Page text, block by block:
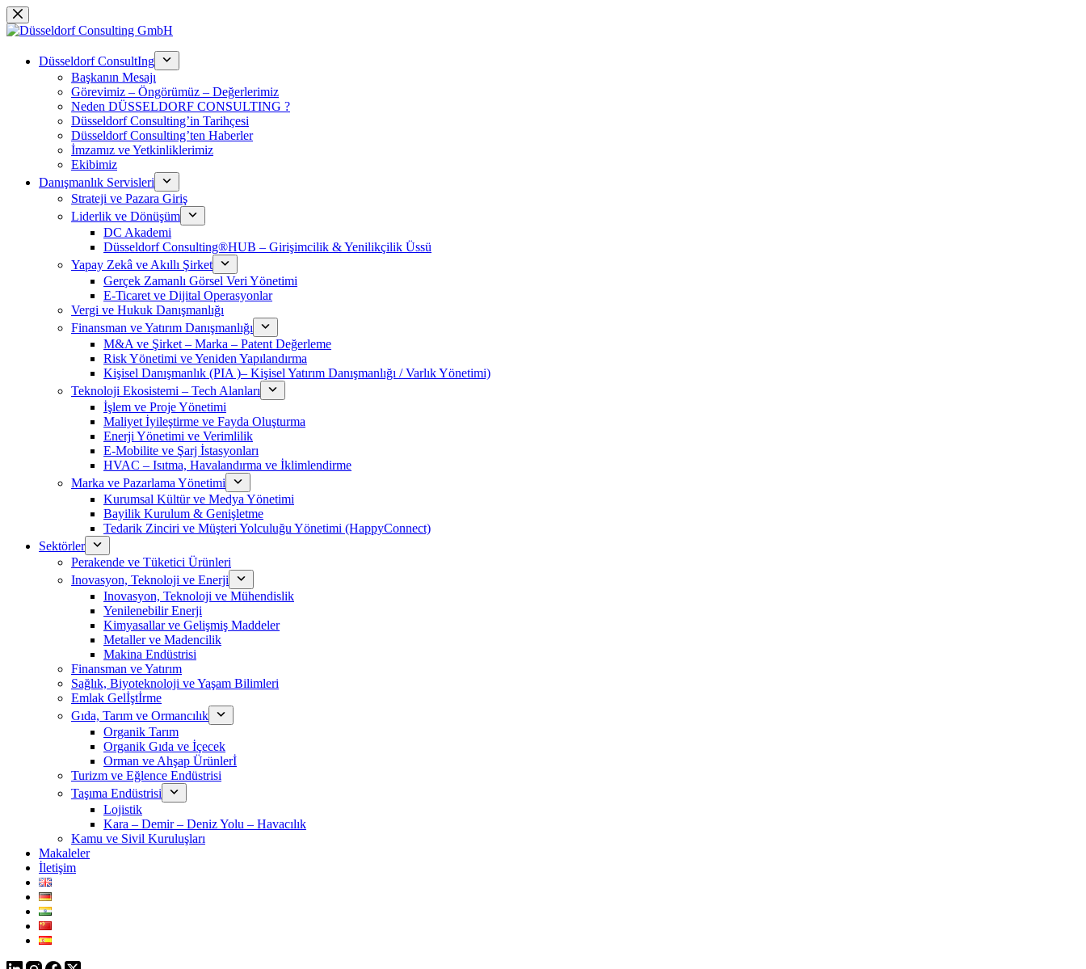
Skip
to
Düsseldorf ConsultIng
Başkanın Mesajı
Görevimiz – Öngörümüz – Değerlerimiz
Neden DÜSSELDORF CONSULTING ?
Düsseldorf Consulting’in Tarihçesi
Düsseldorf Consulting’ten Haberler
İmzamız ve Yetkinliklerimiz
Ekibimiz
Danışmanlık Servisleri
Strateji ve Pazara Giriş
Liderlik ve Dönüşüm
DC Akademi
Düsseldorf Consulting®HUB – Girişimcilik & Yenilikçilik Üssü
Yapay Zekâ ve Akıllı Şirket
Gerçek Zamanlı Görsel Veri Yönetimi
E-Ticaret ve Dijital Operasyonlar
Vergi ve Hukuk Danışmanlığı
Finansman ve Yatırım Danışmanlığı
M&A ve Şirket – Marka – Patent Değerleme
Risk Yönetimi ve Yeniden Yapılandırma
Kişisel Danışmanlık (PIA )– Kişisel Yatırım Danışmanlığı / Varlık Yönetimi)
Teknoloji Ekosistemi – Tech Alanları
İşlem ve Proje Yönetimi
Maliyet İyileştirme ve Fayda Oluşturma
Enerji Yönetimi ve Verimlilik
E-Mobilite ve Şarj İstasyonları
HVAC – Isıtma, Havalandırma ve İklimlendirme
Marka ve Pazarlama Yönetimi
Kurumsal Kültür ve Medya Yönetimi
Bayilik Kurulum & Genişletme
Tedarik Zinciri ve Müşteri Yolculuğu Yönetimi (HappyConnect)
Sektörler
Perakende ve Tüketici Ürünleri
Inovasyon, Teknoloji ve Enerji
Inovasyon, Teknoloji ve Mühendislik
Yenilenebilir Enerji
Kimyasallar ve Gelişmiş Maddeler
Metaller ve Madencilik
Makina Endüstrisi
Finansman ve Yatırım
Sağlık, Biyoteknoloji ve Yaşam Bilimleri
Emlak Gelİştİrme
Gıda, Tarım ve Ormancılık
Organik Tarım
Organik Gıda ve İçecek
Orman ve Ahşap Ürünlerİ
Turizm ve Eğlence Endüstrisi
Taşıma Endüstrisi
Lojistik
Kara – Demir – Deniz Yolu – Havacılık
Kamu ve Sivil Kuruluşları
Makaleler
İletişim